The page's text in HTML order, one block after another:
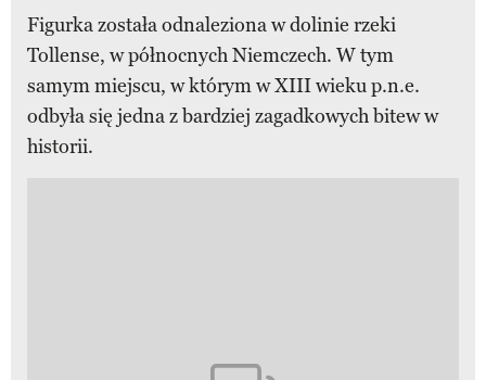
Figurka została odnaleziona w dolinie rzeki
Tollense, w północnych Niemczech. W tym
samym miejscu, w którym w XIII wieku p.n.e.
odbyła się jedna z bardziej zagadkowych bitew w
historii.